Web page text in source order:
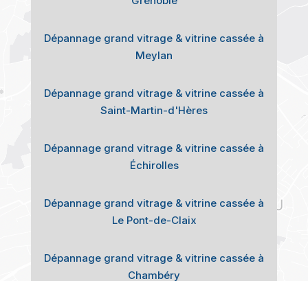
Dépannage grand vitrage & vitrine cassée à
Meylan
Dépannage grand vitrage & vitrine cassée à
Saint-Martin-d'Hères
Dépannage grand vitrage & vitrine cassée à
Échirolles
Dépannage grand vitrage & vitrine cassée à
Le Pont-de-Claix
Dépannage grand vitrage & vitrine cassée à
Chambéry